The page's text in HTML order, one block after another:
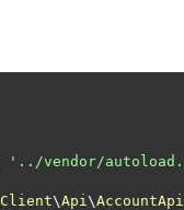
'../vendor/
Client\Api \AccountApi